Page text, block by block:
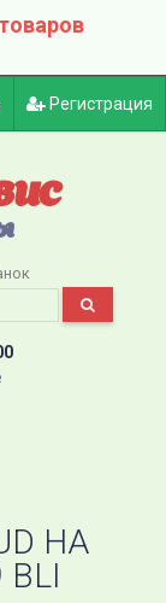
Регистрация
НА